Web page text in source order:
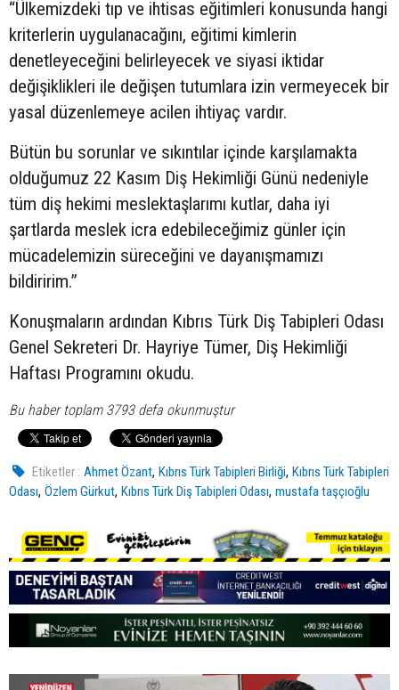
“Ülkemizdeki tıp ve ihtisas eğitimleri konusunda hangi
kriterlerin uygulanacağını, eğitimi kimlerin
denetleyeceğini belirleyecek ve siyasi iktidar
değişiklikleri ile değişen tutumlara izin vermeyecek bir
yasal düzenlemeye acilen ihtiyaç vardır.
Bütün bu sorunlar ve sıkıntılar içinde karşılamakta
olduğumuz 22 Kasım Diş Hekimliği Günü nedeniyle
tüm diş hekimi meslektaşlarımı kutlar, daha iyi
şartlarda meslek icra edebileceğimiz günler için
mücadelemizin süreceğini ve dayanışmamızı
bildiririm.”
Konuşmaların ardından Kıbrıs Türk Diş Tabipleri Odası
Genel Sekreteri Dr. Hayriye Tümer, Diş Hekimliği
Haftası Programını okudu.
Bu haber toplam 3793 defa okunmuştur
Etiketler : Ahmet Özant,Kıbrıs Türk Tabipleri Birliği,Kıbrıs Türk Tabipleri
Odası, Özlem Gürkut, Kıbrıs Türk Diş Tabipleri Odası, mustafa taşçıoğlu